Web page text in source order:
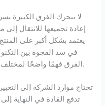
لا تتحرك الفرق الكبيرة
إعادة تجميعها للانتقال
يعتمد بشكل أكبر على
في سد الفجوة بين
الفرق فهمًا واضحًا لمختلف المهارات وبطاقات الأداء والأغراض.
تحتاج موارد الشركة إلى
تدفع القادة في النهاية